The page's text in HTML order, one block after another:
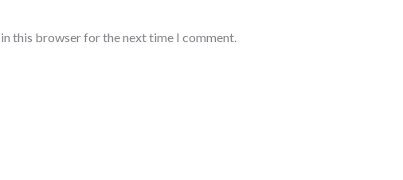
this browser for the next time I comment.